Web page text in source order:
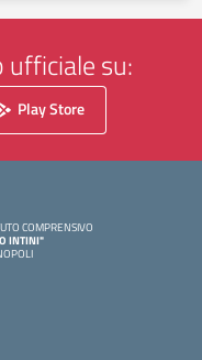
ufficiale su:
Play Store
COMPRENSIVO
INTINI"